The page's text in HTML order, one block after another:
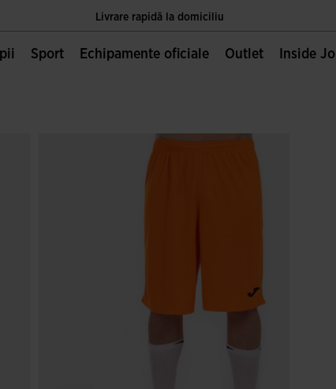
Livrare rapidă la domiciliu
Unica pagină oficială JOMA, deținută de Joma Sport S.A
Livrare rapidă la domiciliu
Sport Echipamente oficiale Outlet Inside